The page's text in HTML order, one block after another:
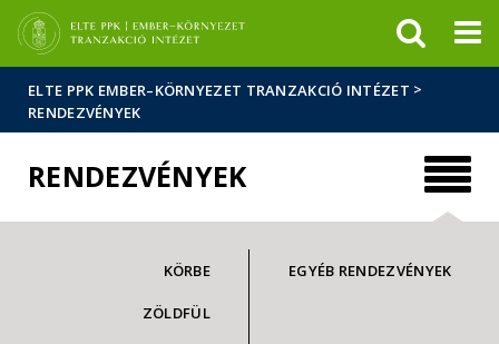
Hírek
Események
ELTE a
sajtóban
ELTE PPK EMBER–KÖRNYEZET TRANZAKCIÓ INTÉZET >
RENDEZVÉNYEK
RENDEZVÉNYEK
KÖRBE
ZÖLDFÜL
EGYÉB RENDEZVÉNYEK